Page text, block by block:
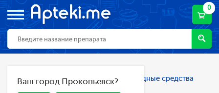
0
ДА НЕТ, ДРУГОЙ
Ваш город Прокопьевск?
Главная Каталог Гигиена
Расходные средства
гигиены